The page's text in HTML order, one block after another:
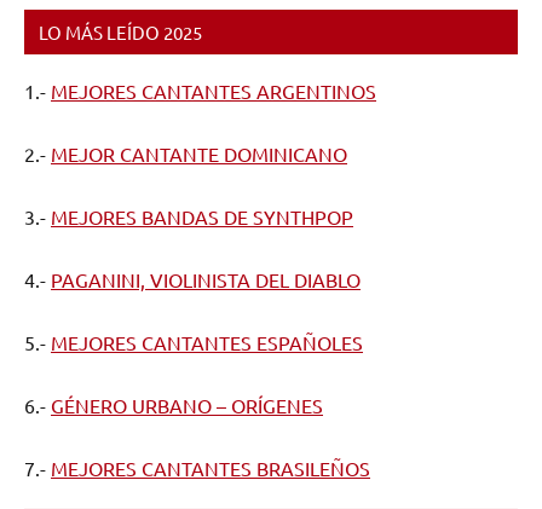
LO MÁS LEÍDO 2025
1.- MEJORES CANTANTES ARGENTINOS
2.- MEJOR CANTANTE DOMINICANO
3.- MEJORES BANDAS DE SYNTHPOP
4.- PAGANINI, VIOLINISTA DEL DIABLO
5.- MEJORES CANTANTES ESPAÑOLES
6.- GÉNERO URBANO – ORÍGENES
7.- MEJORES CANTANTES BRASILEÑOS